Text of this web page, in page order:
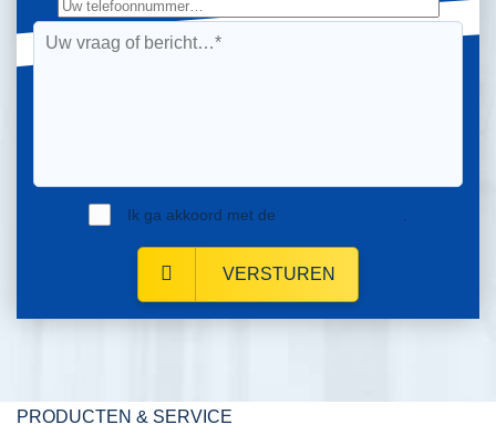
Ik ga akkoord met de
VERSTUREN
PRODUCTEN & SERVICE